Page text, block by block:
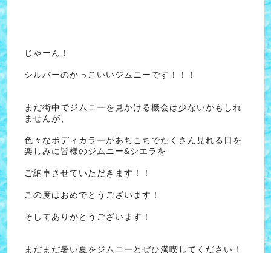
じゃーん！
シルバーのかっこいいジムニーです！！！
まだ街中でジムニーを見かける機会は少ないかもしれ
ませんが、
色々なボディカラーがあちこちでたくさん見れる日を
楽しみに皆様のジムニー&シエラを
ご納車させていただきます！！
この度はおめでとうございます！
そしてありがとうございます！
まだまだ暑い夏をジムニーとぜひ満喫してください！